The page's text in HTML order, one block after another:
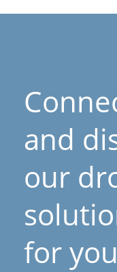
and
our
for you